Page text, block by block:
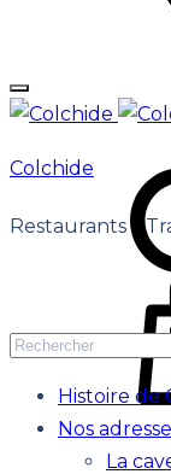
Colchide
Restaurants –
Histoire de
Nos
La